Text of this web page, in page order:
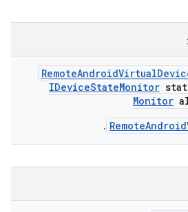
RemoteAndroidVirtual
IDeviceStateMonitor
Monitor
.